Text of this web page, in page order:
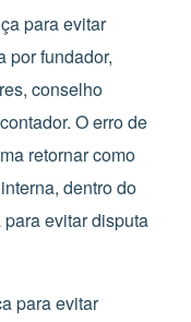
para evitar
por fundador,
conselho
O erro de
retornar como
dentro do
evitar disputa
para evitar